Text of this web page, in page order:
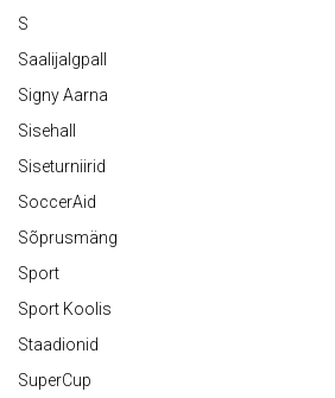
S
Saalijalgpall
Signy Aarna
Sisehall
Siseturniirid
SoccerAid
Sõprusmäng
Sport
Sport Koolis
Staadionid
SuperCup